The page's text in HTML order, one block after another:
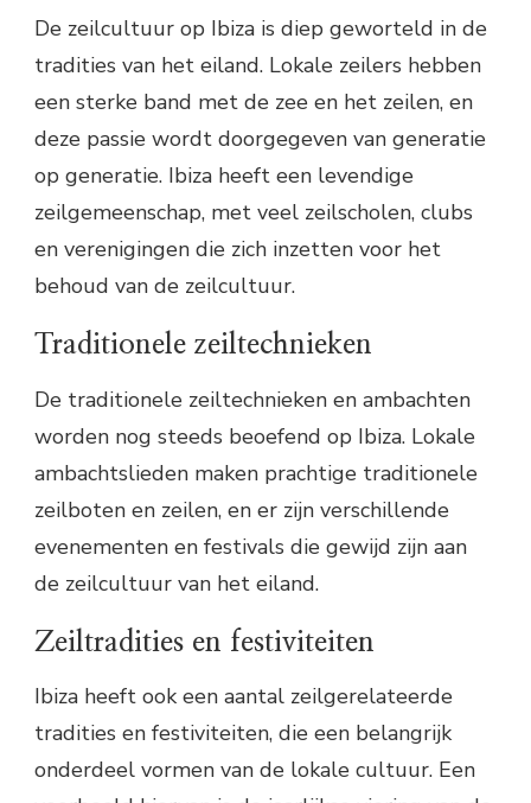
De zeilcultuur op Ibiza is diep geworteld in de
tradities van het eiland. Lokale zeilers hebben
een sterke band met de zee en het zeilen, en
deze passie wordt doorgegeven van generatie
op generatie. Ibiza heeft een levendige
zeilgemeenschap, met veel zeilscholen, clubs
en verenigingen die zich inzetten voor het
behoud van de zeilcultuur.
Traditionele zeiltechnieken
De traditionele zeiltechnieken en ambachten
worden nog steeds beoefend op Ibiza. Lokale
ambachtslieden maken prachtige traditionele
zeilboten en zeilen, en er zijn verschillende
evenementen en festivals die gewijd zijn aan
de zeilcultuur van het eiland.
Zeiltradities en festiviteiten
Ibiza heeft ook een aantal zeilgerelateerde
tradities en festiviteiten, die een belangrijk
onderdeel vormen van de lokale cultuur. Een